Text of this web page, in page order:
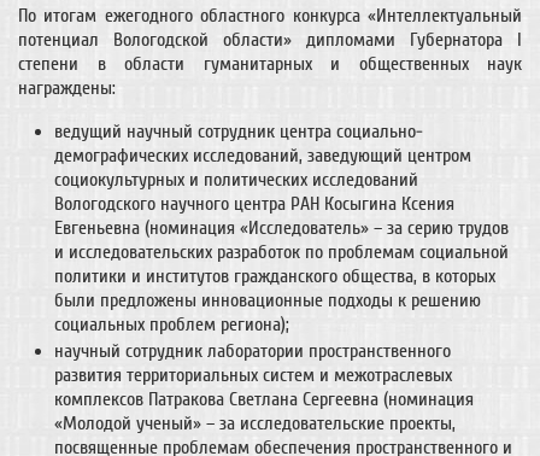
По итогам ежегодного областного конкурса «Интеллектуальный
потенциал Вологодской области» дипломами Губернатора I
степени в области гуманитарных и общественных наук
награждены:
ведущий научный сотрудник центра социально-
демографических исследований, заведующий центром
социокультурных и политических исследований
Вологодского научного центра РАН Косыгина Ксения
Евгеньевна (номинация «Исследователь» – за серию трудов
и исследовательских разработок по проблемам социальной
политики и институтов гражданского общества, в которых
были предложены инновационные подходы к решению
социальных проблем региона);
научный сотрудник лаборатории пространственного
развития территориальных систем и межотраслевых
комплексов Патракова Светлана Сергеевна (номинация
«Молодой ученый» – за исследовательские проекты,
посвященные проблемам обеспечения пространственного и